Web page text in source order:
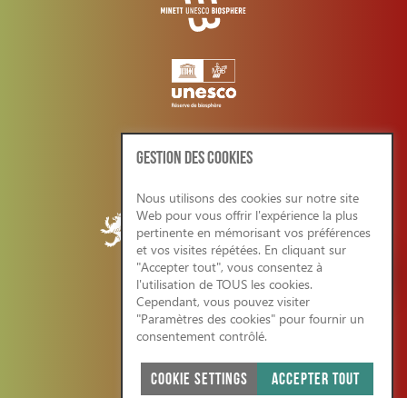
CONDITIONS GENERALES/RGPD
SITE WEB ÉCO-RESPONSABLE 2026
GESTION DES COOKIES
Nous utilisons des cookies sur notre site
Web pour vous offrir l'expérience la plus
pertinente en mémorisant vos préférences
et vos visites répétées. En cliquant sur
"Accepter tout", vous consentez à
l'utilisation de TOUS les cookies.
Cependant, vous pouvez visiter
"Paramètres des cookies" pour fournir un
consentement contrôlé.
COOKIE SETTINGS ACCEPTER TOUT